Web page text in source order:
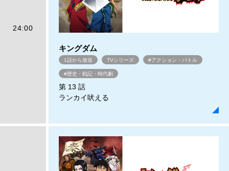
24:00
キングダム
1話から放送 TVシリーズ #アクション・バトル
#歴史・戦記・時代劇
第 13 話
ランカイ吠える